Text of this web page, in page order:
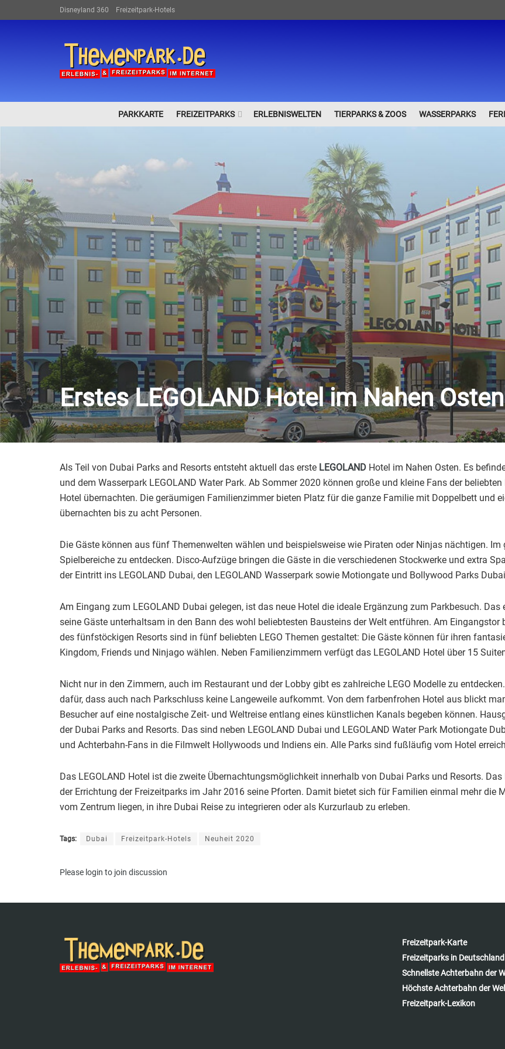
Disneyland 360 Freizeitpark-Hotels
PARKKARTE FREIZEITPARKS ERLEBNISWELTEN TIERPARKS & ZOOS WASSERPARKS
Erstes LEGOLAND Hotel im Nahen Osten
Als Teil von Dubai Parks and Resorts entsteht aktuell das erste LEGOLAND Hotel im Nahen Osten. Es
und dem Wasserpark LEGOLAND Water Park. Ab Sommer 2020 können große und kleine Fans der
Hotel übernachten. Die geräumigen Familienzimmer bieten Platz für die ganze Familie mit Doppelbett und
übernachten bis zu acht Personen.
Die Gäste können aus fünf Themenwelten wählen und beispielsweise wie Piraten oder Ninjas nächtigen.
Spielbereiche zu entdecken. Disco-Aufzüge bringen die Gäste in die verschiedenen Stockwerke und extra
der Eintritt ins LEGOLAND Dubai, den LEGOLAND Wasserpark sowie Motiongate und Bollywood Parks
Am Eingang zum LEGOLAND Dubai gelegen, ist das neue Hotel die ideale Ergänzung zum Parkbesuch.
seine Gäste unterhaltsam in den Bann des wohl beliebtesten Bausteins der Welt entführen. Am Eingangstor
des fünfstöckigen Resorts sind in fünf beliebten LEGO Themen gestaltet: Die Gäste können für ihren
Kingdom, Friends und Ninjago wählen. Neben Familienzimmern verfügt das LEGOLAND Hotel über 15
Nicht nur in den Zimmern, auch im Restaurant und der Lobby gibt es zahlreiche LEGO Modelle zu
dafür, dass auch nach Parkschluss keine Langeweile aufkommt. Von dem farbenfrohen Hotel aus blickt
Besucher auf eine nostalgische Zeit- und Weltreise entlang eines künstlichen Kanals begeben können.
der Dubai Parks and Resorts. Das sind neben LEGOLAND Dubai und LEGOLAND Water Park Motiongate
und Achterbahn-Fans in die Filmwelt Hollywoods und Indiens ein. Alle Parks sind fußläufig vom Hotel
Das LEGOLAND Hotel ist die zweite Übernachtungsmöglichkeit innerhalb von Dubai Parks und Resorts.
der Errichtung der Freizeitparks im Jahr 2016 seine Pforten. Damit bietet sich für Familien einmal mehr die
vom Zentrum liegen, in ihre Dubai Reise zu integrieren oder als Kurzurlaub zu erleben.
Tags: Dubai Freizeitpark-Hotels Neuheit 2020
Please login to join discussion
Freizeitpark-Karte
Freizeitparks in Deutschland
Schnellste Achterbahn der
Höchste Achterbahn der
Freizeitpark-Lexikon